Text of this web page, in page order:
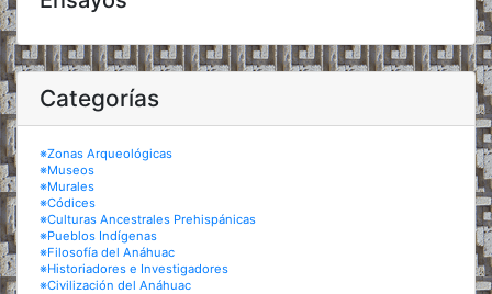
Categorías
※Zonas Arqueológicas
※Museos
※Murales
※Códices
※Culturas Ancestrales Prehispánicas
※Pueblos Indígenas
※Filosofía del Anáhuac
※Historiadores e Investigadores
※Civilización del Anáhuac